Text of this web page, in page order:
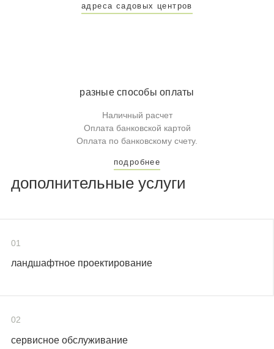
адреса садовых центров
разные способы оплаты
Наличный расчет
Оплата банковской картой
Оплата по банковскому счету.
подробнее
дополнительные услуги
01
ландшафтное проектирование
02
сервисное обслуживание